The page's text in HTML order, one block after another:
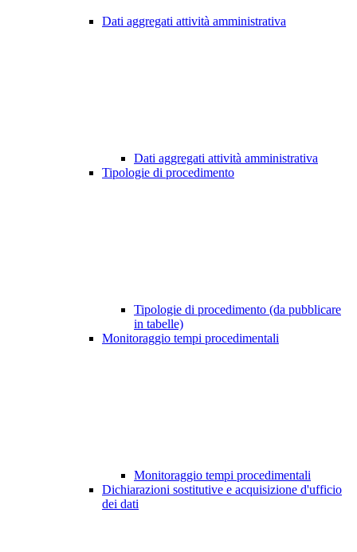
Dati aggregati attività amministrativa
Dati aggregati attività amministrativa
Tipologie di procedimento
Tipologie di procedimento (da pubblicare
in tabelle)
Monitoraggio tempi procedimentali
Monitoraggio tempi procedimentali
Dichiarazioni sostitutive e acquisizione d'ufficio
dei dati